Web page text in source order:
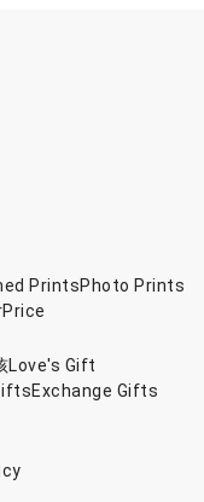
PrintsPhoto Prints
Price
Love's Gift
Exchange Gifts